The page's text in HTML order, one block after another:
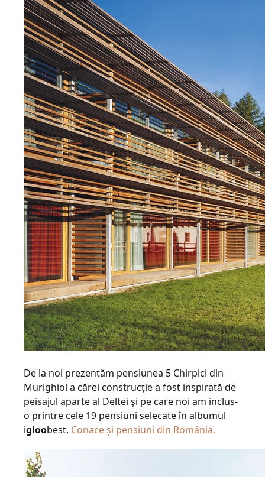
De la noi prezentăm pensiunea 5 Chirpici din
Murighiol a cărei construcţie a fost inspirată de
peisajul aparte al Deltei şi pe care noi am inclus-
o printre cele 19 pensiuni selecate în albumul
igloobest, Conace şi pensiuni din România.